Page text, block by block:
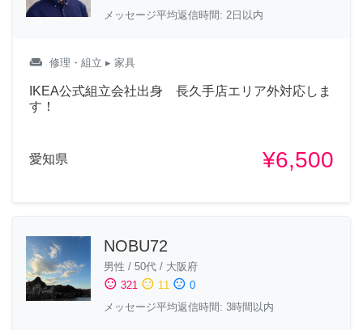
メッセージ平均返信時間: 2日以内
weekend 修理・組立 ▸ 家具
IKEA公式組立会社出身 長久手店エリア外対応しま
す！
愛知県 ¥6,500
NOBU72
男性 / 50代 / 大阪府
sentiment_satisfied 321 sentiment_neutral 11 sentiment_dissatisfied 0
メッセージ平均返信時間: 3時間以内